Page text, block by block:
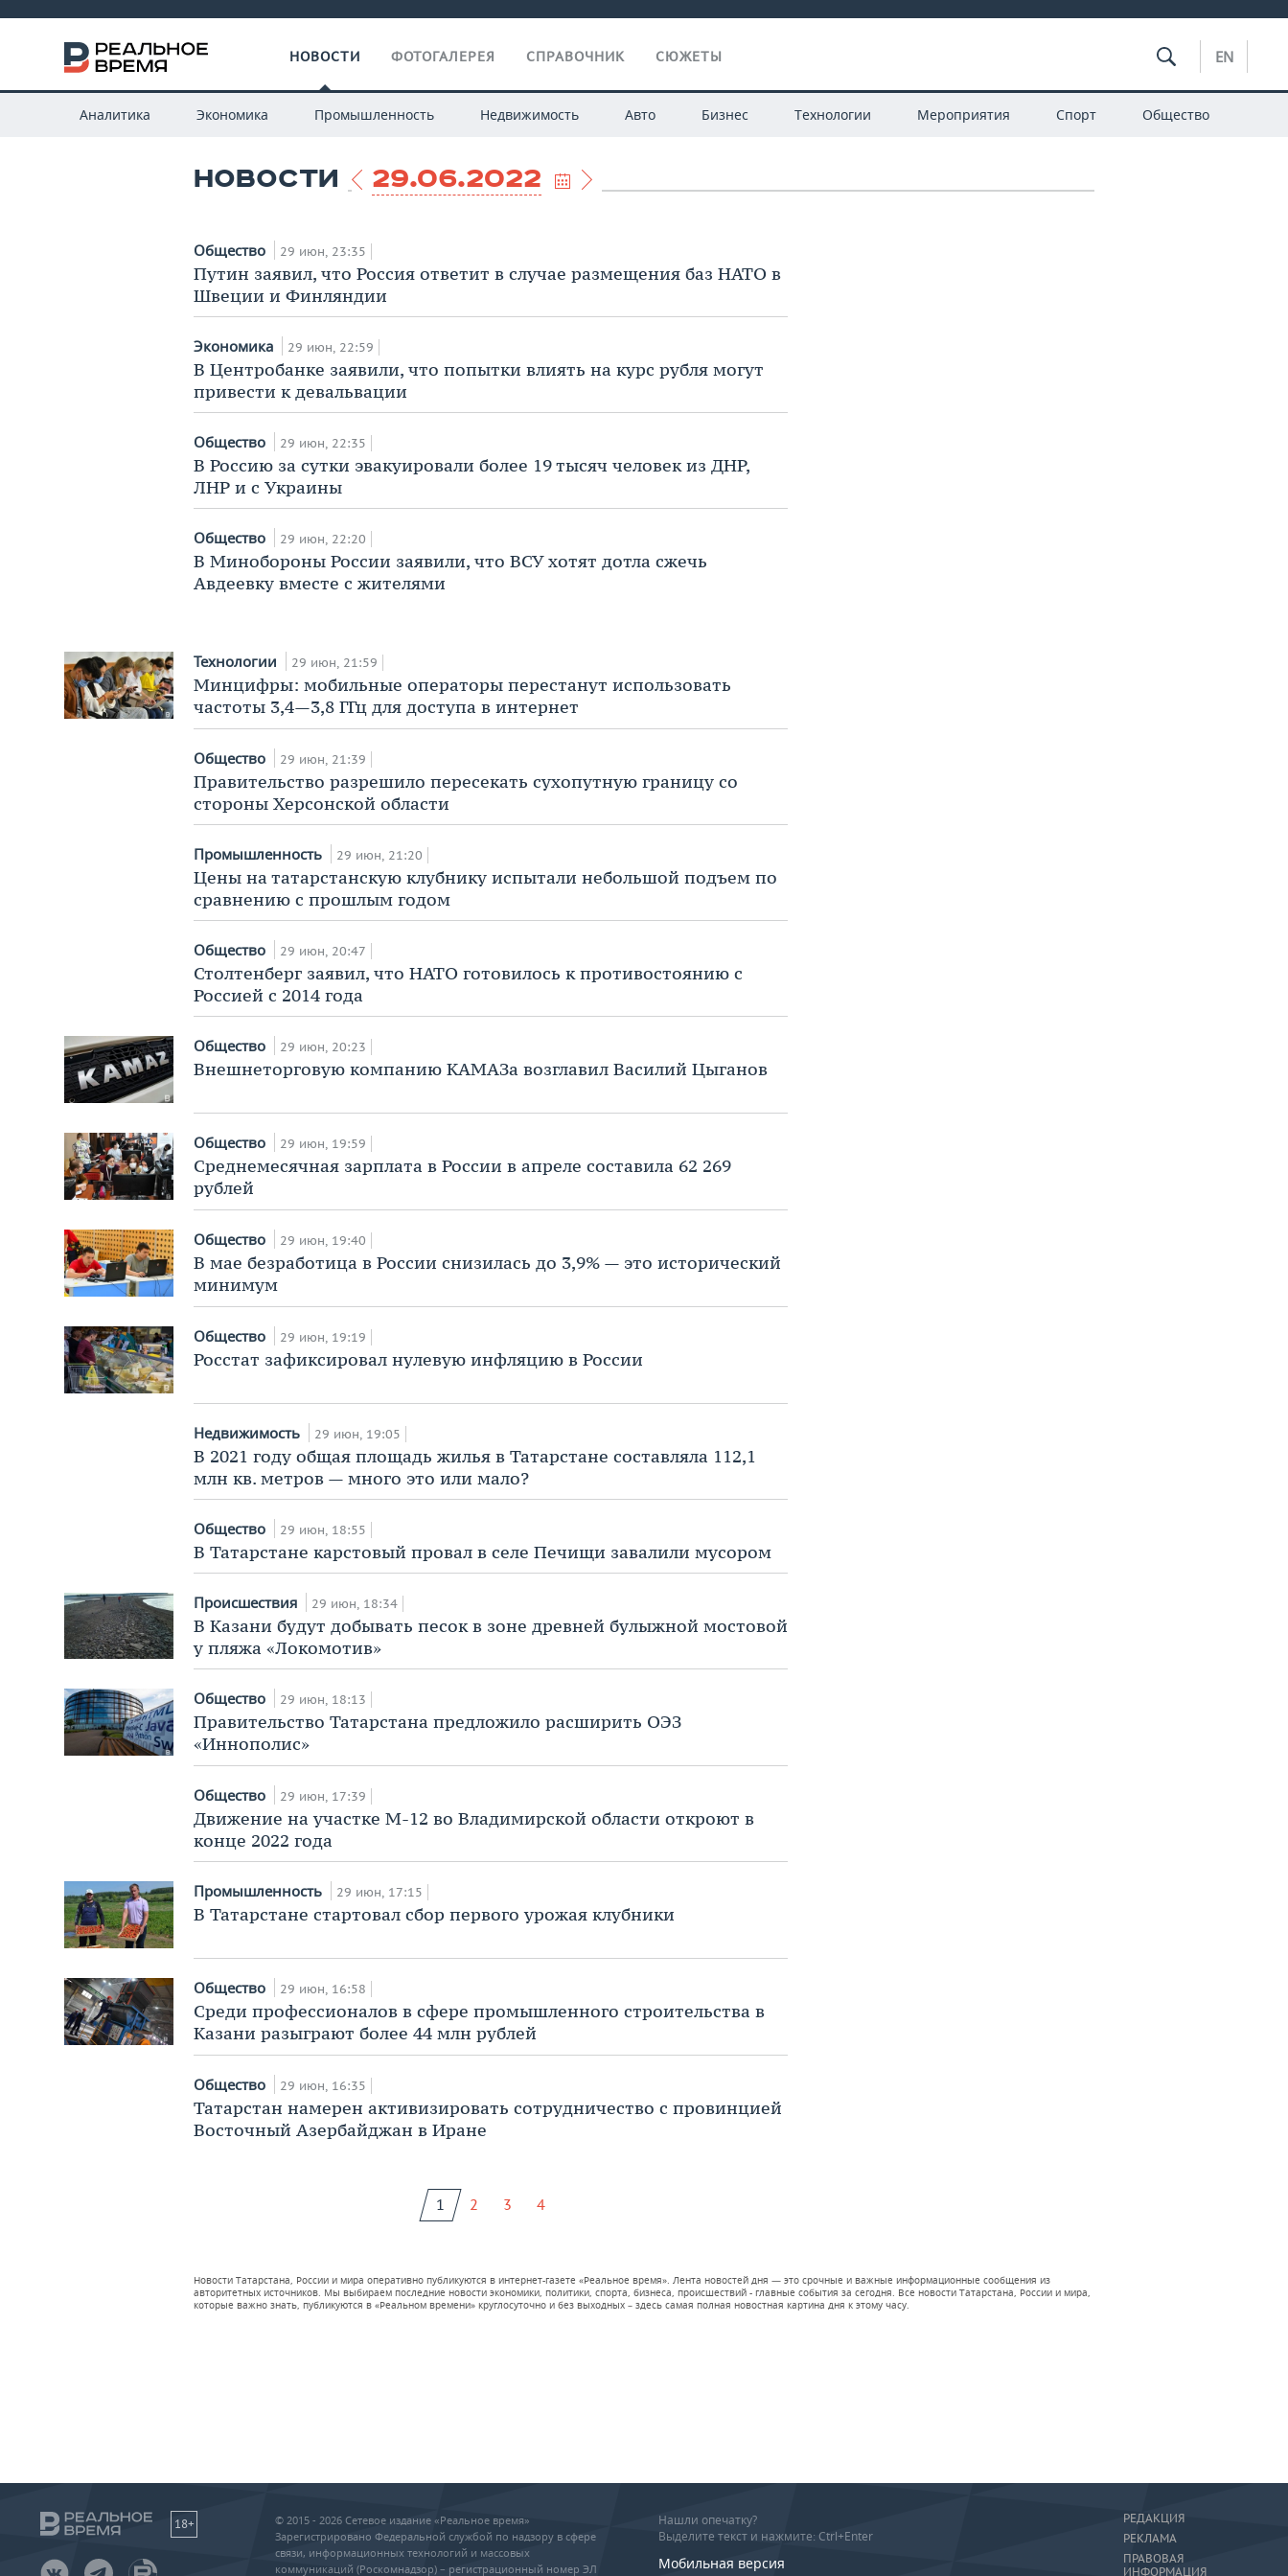
НОВОСТИ ФОТОГАЛЕРЕЯ СПРАВОЧНИК СЮЖЕТЫ EN
Аналитика Экономика Промышленность Недвижимость Авто Бизнес Технологии Мероприятия Спорт Общество
НОВОСТИ 29.06.2022
Общество 29 июн, 23:35
Путин заявил, что Россия ответит в случае размещения баз НАТО в
Швеции и Финляндии
Экономика 29 июн, 22:59
В Центробанке заявили, что попытки влиять на курс рубля могут
привести к девальвации
Общество 29 июн, 22:35
В Россию за сутки эвакуировали более 19 тысяч человек из ДНР,
ЛНР и с Украины
Общество 29 июн, 22:20
В Минобороны России заявили, что ВСУ хотят дотла сжечь
Авдеевку вместе с жителями
Технологии 29 июн, 21:59
Минцифры: мобильные операторы перестанут использовать
частоты 3,4—3,8 ГГц для доступа в интернет
Общество 29 июн, 21:39
Правительство разрешило пересекать сухопутную границу со
стороны Херсонской области
Промышленность 29 июн, 21:20
Цены на татарстанскую клубнику испытали небольшой подъем по
сравнению с прошлым годом
Общество 29 июн, 20:47
Столтенберг заявил, что НАТО готовилось к противостоянию с
Россией с 2014 года
Общество 29 июн, 20:23
Внешнеторговую компанию КАМАЗа возглавил Василий Цыганов
Общество 29 июн, 19:59
Среднемесячная зарплата в России в апреле составила 62 269
рублей
Общество 29 июн, 19:40
В мае безработица в России снизилась до 3,9% — это исторический
минимум
Общество 29 июн, 19:19
Росстат зафиксировал нулевую инфляцию в России
Недвижимость 29 июн, 19:05
В 2021 году общая площадь жилья в Татарстане составляла 112,1
млн кв. метров — много это или мало?
Общество 29 июн, 18:55
В Татарстане карстовый провал в селе Печищи завалили мусором
Происшествия 29 июн, 18:34
В Казани будут добывать песок в зоне древней булыжной мостовой
у пляжа «Локомотив»
Общество 29 июн, 18:13
Правительство Татарстана предложило расширить ОЭЗ
«Иннополис»
Общество 29 июн, 17:39
Движение на участке М-12 во Владимирской области откроют в
конце 2022 года
Промышленность 29 июн, 17:15
В Татарстане стартовал сбор первого урожая клубники
Общество 29 июн, 16:58
Среди профессионалов в сфере промышленного строительства в
Казани разыграют более 44 млн рублей
Общество 29 июн, 16:35
Татарстан намерен активизировать сотрудничество с провинцией
Восточный Азербайджан в Иране
1 2 3 4
Новости Татарстана, России и мира оперативно публикуются в интернет-газете «Реальное время». Лента новостей дня — это срочные и важные информационные сообщения из
авторитетных источников. Мы выбираем последние новости экономики, политики, спорта, бизнеса, происшествий - главные события за сегодня. Все новости Татарстана, России и мира,
которые важно знать, публикуются в «Реальном времени» круглосуточно и без выходных – здесь самая полная новостная картина дня к этому часу.
18+
© 2015 - 2026 Сетевое издание «Реальное время»
Зарегистрировано Федеральной службой по надзору в сфере
связи, информационных технологий и массовых
коммуникаций (Роскомнадзор) – регистрационный номер ЭЛ
Нашли опечатку?
Выделите текст и нажмите: Ctrl+Enter
Мобильная версия
РЕДАКЦИЯ
РЕКЛАМА
ПРАВОВАЯ
ИНФОРМАЦИЯ